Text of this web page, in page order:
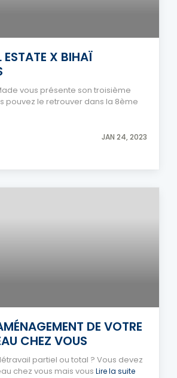
ESTATE X BIHAÏ
vous présente son troisième
pouvez le retrouver dans la 8ème
JAN 24, 2023
DE VOTRE
CHEZ VOUS
partiel ou total ? Vous devez
chez vous mais vous Lire la suite